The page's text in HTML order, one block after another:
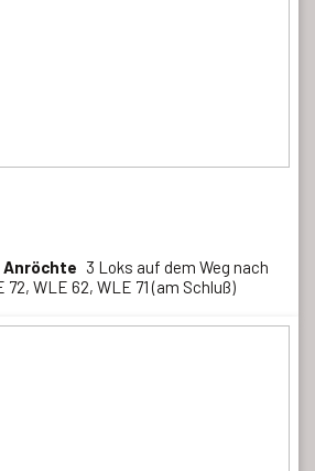
3 Loks auf dem Weg nach
WLE 62, WLE 71 (am Schluß)